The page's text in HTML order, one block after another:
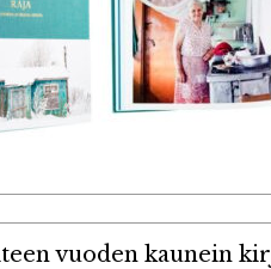
vuoden kaunein